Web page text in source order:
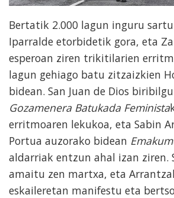
Bertatik 2.000 lagun inguru
Iparralde etorbidetik gora, eta
esperoan ziren trikitilarien
lagun gehiago batu zitzaizkien
bidean. San Juan de Dios
Gozamenera Batukada Feminista
erritmoaren lekukoa, eta Sabin
Portua auzorako bidean
aldarriak entzun ahal izan ziren.
amaitu zen martxa, eta
eskaileretan manifestu eta